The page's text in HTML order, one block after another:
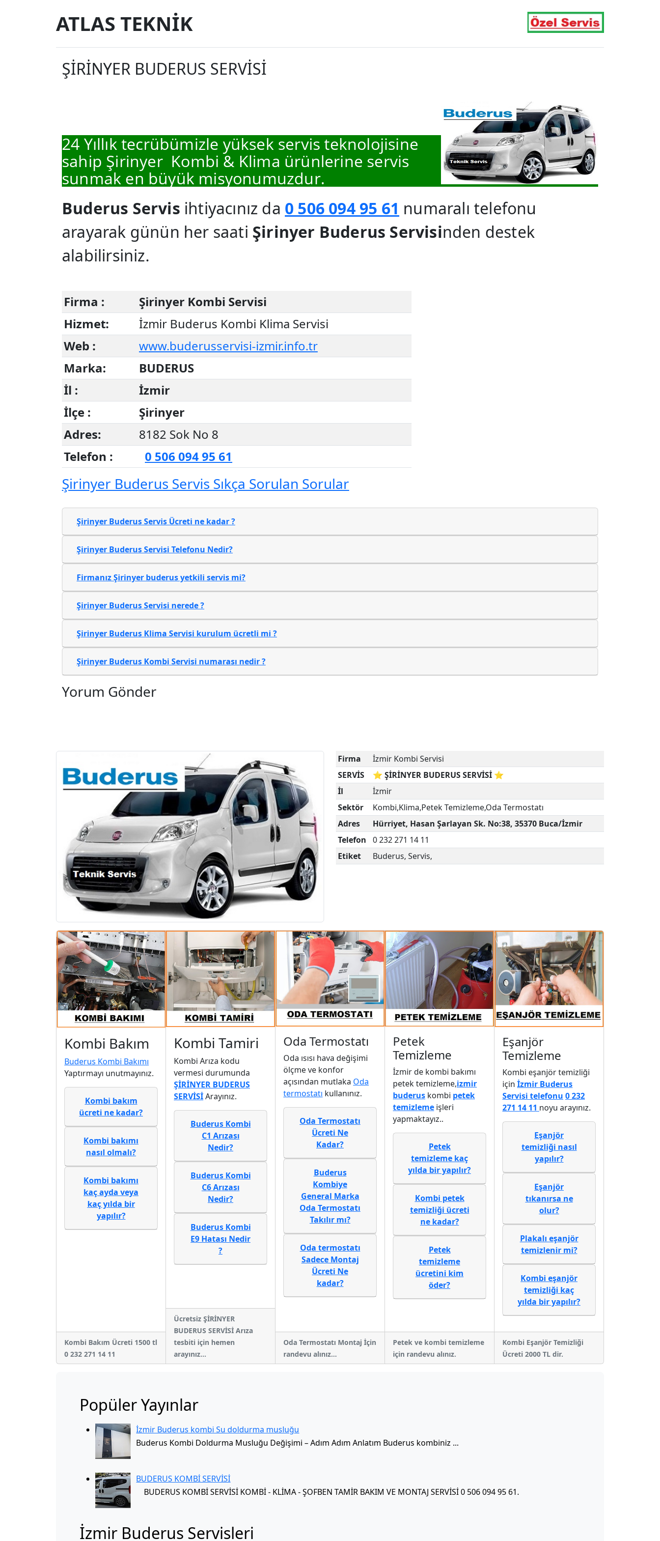
ATLAS TEKNİK
ŞİRİNYER BUDERUS SERVİSİ
24 Yıllık tecrübümizle yüksek servis teknolojisine
sahip Şirinyer Kombi & Klima ürünlerine servis
sunmak en büyük misyonumuzdur.
Buderus Servis ihtiyacınız da 0 506 094 95 61 numaralı telefonu
arayarak günün her saati Şirinyer Buderus Servisinden destek
alabilirsiniz.
Firma :
Şirinyer Kombi Servisi
Hizmet:
İzmir Buderus Kombi Klima Servisi
Web :
www.buderusservisi-izmir.info.tr
Marka:
BUDERUS
İl :
İzmir
İlçe :
Şirinyer
Adres:
8182 Sok No 8
Telefon :
0 506 094 95 61
Şirinyer Buderus Servis Sıkça Sorulan Sorular
Şirinyer Buderus Servis Ücreti ne kadar ?
Şirinyer Buderus Servisi Telefonu Nedir?
Firmanız Şirinyer buderus yetkili servis mi?
Şirinyer Buderus Servisi nerede ?
Şirinyer Buderus Klima Servisi kurulum ücretli mi ?
Şirinyer Buderus Kombi Servisi numarası nedir ?
Yorum Gönder
Firma
İzmir Kombi Servisi
SERVİS
⭐ ŞİRİNYER BUDERUS SERVİSİ ⭐
İl
İzmir
Sektör
Kombi,Klima,Petek Temizleme,Oda Termostatı
Adres
Hürriyet, Hasan Şarlayan Sk. No:38, 35370 Buca/İzmir
Telefon
0 232 271 14 11
Etiket
Buderus, Servis,
Kombi Bakım
Buderus Kombi Bakımı
Yaptırmayı unutmayınız.
Kombi bakım
ücreti ne kadar?
Kombi bakımı
nasıl olmalı?
Kombi bakımı
kaç ayda veya
kaç yılda bir
yapılır?
Kombi Bakım Ücreti 1500 tl
0 232 271 14 11
Kombi Tamiri
Kombi Arıza kodu
vermesi durumunda
ŞİRİNYER BUDERUS
SERVİSİArayınız.
Buderus Kombi
C1 Arızası
Nedir?
Buderus Kombi
C6 Arızası
Nedir?
Buderus Kombi
E9 Hatası Nedir
?
Ücretsiz ŞİRİNYER
BUDERUS SERVİSİ Arıza
tesbiti için hemen
arayınız...
Oda Termostatı
Oda ısısı hava değişimi
ölçme ve konfor
açısından mutlaka Oda
termostatı kullanınız.
Oda Termostatı
Ücreti Ne
Kadar?
Buderus
Kombiye
General Marka
Oda Termostatı
Takılır mı?
Oda termostatı
Sadece Montaj
Ücreti Ne
kadar?
Oda Termostatı Montaj İçin
randevu alınız...
Petek
Temizleme
İzmir de kombi bakımı
petek temizleme,izmir
buderus kombi petek
temizleme işleri
yapmaktayız..
Petek
temizleme kaç
yılda bir yapılır?
Kombi petek
temizliği ücreti
ne kadar?
Petek
temizleme
ücretini kim
öder?
Petek ve kombi temizleme
için randevu alınız.
Eşanjör
Temizleme
Kombi eşanjör temizliği
için İzmir Buderus
Servisi telefonu 0 232
271 14 11 noyu arayınız.
Eşanjör
temizliği nasıl
yapılır?
Eşanjör
tıkanırsa ne
olur?
Plakalı eşanjör
temizlenir mi?
Kombi eşanjör
temizliği kaç
yılda bir yapılır?
Kombi Eşanjör Temizliği
Ücreti 2000 TL dir.
Popüler Yayınlar
İzmir Buderus kombi Su doldurma musluğu
Buderus Kombi Doldurma Musluğu Değişimi – Adım Adım Anlatım Buderus kombiniz ...
BUDERUS KOMBİ SERVİSİ
BUDERUS KOMBİ SERVİSİ KOMBİ - KLİMA - ŞOFBEN TAMİR BAKIM VE MONTAJ SERVİSİ 0 506 094 95 61.
İzmir Buderus Servisleri